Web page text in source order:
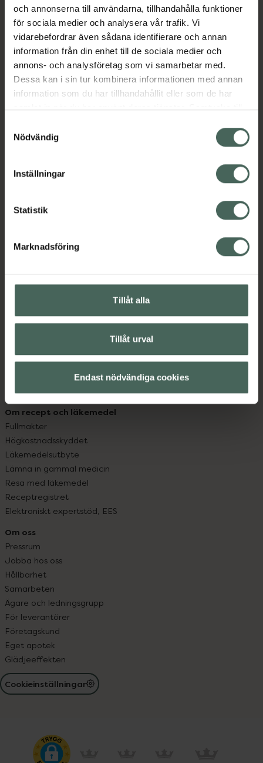
och annonserna till användarna, tillhandahålla funktioner
för sociala medier och analysera vår trafik. Vi
vidarebefordrar även sådana identifierare och annan
information från din enhet till de sociala medier och
annons- och analysföretag som vi samarbetar med.
Dessa kan i sin tur kombinera informationen med annan
information som du har tillhandahållit eller som de har
samlat in när du har använt deras tjänster. Samtycke till
återkalla ditt samtycke via webbplatsens
cookieinställningar. Ett återkallat samtycke påverkar inte
lagligheten av behandling som skett innan återkallelsen.
Nödvändig
Inställningar
Statistik
Marknadsföring
Tillåt alla
Tillåt urval
Endast nödvändiga cookies
Jämförpris 24,06 kr/st
EAN:
05035706003500
Kategorier:
Kronans Apotek finns här för dig. Du hittar oss från Skåne i
datorn. Oavsett vem du är så är det vårt uppdrag att
hjälpa just dig att må lite bättre. Välkommen att prata
Kontakta oss
Handla tryggt
Leverans, betalning och retur
Sajtens tillgänglighet
Köpvillkor
Om recept och läkemedel
Fullmakter
Högkostnadsskyddet
Läkemedelsutbyte
Lämna in gammal medicin
Resa med läkemedel
Receptregistret
Elektroniskt expertstöd, EES
Om oss
Pressrum
Jobba hos oss
Hållbarhet
Samarbeten
Ägare och ledningsgrupp
För leverantörer
Företagskund
Eget apotek
Glädjeeffekten
Cookieinställningar